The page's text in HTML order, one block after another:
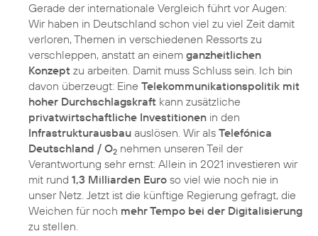
Gerade der internationale Vergleich führt vor Augen:
Wir haben in Deutschland schon viel zu viel Zeit damit
verloren, Themen in verschiedenen Ressorts zu
verschleppen, anstatt an einem ganzheitlichen
Konzept zu arbeiten. Damit muss Schluss sein. Ich bin
davon überzeugt: Eine Telekommunikationspolitik mit
hoher Durchschlagskraft kann zusätzliche
privatwirtschaftliche Investitionen in den
Infrastrukturausbau auslösen. Wir als Telefónica
Deutschland / O2 nehmen unseren Teil der
Verantwortung sehr ernst: Allein in 2021 investieren wir
mit rund 1,3 Milliarden Euro so viel wie noch nie in
unser Netz. Jetzt ist die künftige Regierung gefragt, die
Weichen für noch mehr Tempo bei der Digitalisierung
zu stellen.